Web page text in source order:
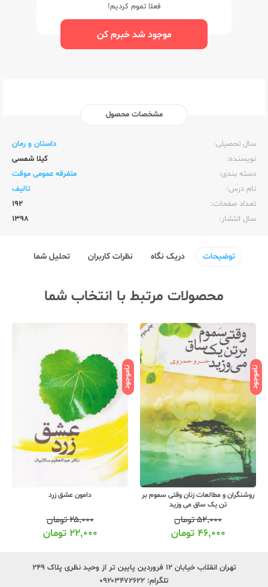
فعلا تموم کردیم!
موجود شد خبرم کن
مشخصات محصول
سال تحصیلی:‌
داستان و رمان
نویسنده:‌
کیلا شمسی
دسته بندی:
متفرقه عمومی موقت
نام درس:
تالیف
تعداد صفحات:‌
192
سال انتشار:‌
1398
توضیحات دریک نگاه نظرات کاربران تحلیل شما
محصولات مرتبط با انتخاب شما
ناموجود
روشنگران و مطالعات زنان وقتی سموم بر
تن یک ساق می وزید
۵۲,۰۰۰تومان
۴۶,۰۰۰ تومان
ناموجود
دامون عشق زرد
۲۵,۰۰۰تومان
۲۲,۰۰۰ تومان
تهران انقلاب خیابان ۱۲ فروردین پایین تر از وحید نظری پلاک ۲۴۹
تلگرام: ۰۹۲۰۳۴۷۲۶۲۲